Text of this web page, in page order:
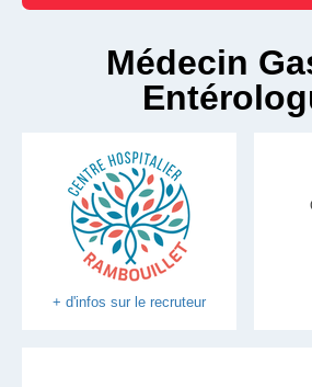
Médecin
+ d'infos sur le recruteur